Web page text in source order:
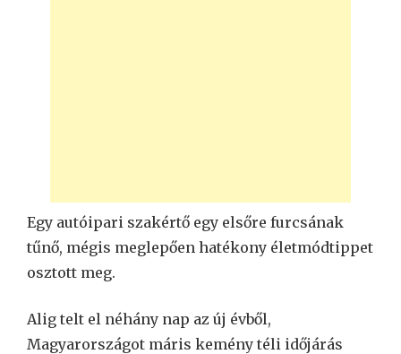
Egy autóipari szakértő egy elsőre furcsának
tűnő, mégis meglepően hatékony életmódtippet
osztott meg.
Alig telt el néhány nap az új évből,
Magyarországot máris kemény téli időjárás